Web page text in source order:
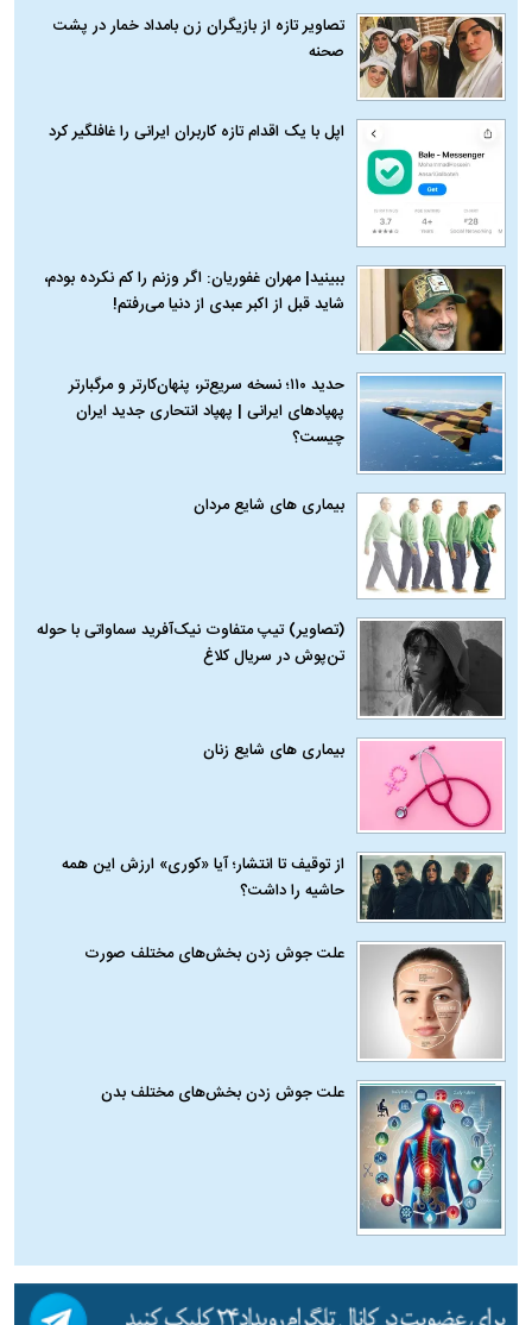
تصاویر تازه از بازیگران زن بامداد خمار در پشت
صحنه
اپل با یک اقدام تازه کاربران ایرانی را غافلگیر کرد
ببینید| مهران غفوریان: اگر وزنم را کم نکرده بودم،
شاید قبل از اکبر عبدی از دنیا می‌رفتم!
حدید ۱۱۰؛ نسخه سریع‌تر، پنهان‌کارتر و مرگبارتر
پهپادهای ایرانی | پهپاد انتحاری جدید ایران
چیست؟
بیماری‌ های شایع مردان
(تصاویر) تیپ متفاوت نیک‌آفرید سماواتی با حوله
تن‌پوش در سریال کلاغ
بیماری‌ های شایع زنان
از توقیف تا انتشار؛ آیا «کوری» ارزش این همه
حاشیه را داشت؟
علت جوش زدن بخش‌های مختلف صورت
علت جوش زدن بخش‌های مختلف بدن